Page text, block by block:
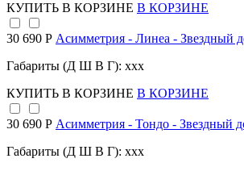
КУПИТЬ В КОРЗИНЕ В КОРЗИНЕ
30 690 Р Асимметрия - Линеа - Звездный
Габариты (Д Ш В Г): xxx
КУПИТЬ В КОРЗИНЕ В КОРЗИНЕ
30 690 Р Асимметрия - Тондо - Звездный
Габариты (Д Ш В Г): xxx